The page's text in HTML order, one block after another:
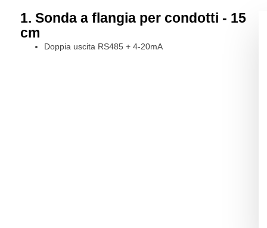
1. Sonda a flangia per condotti - 15
cm
Doppia uscita RS485 + 4-20mA